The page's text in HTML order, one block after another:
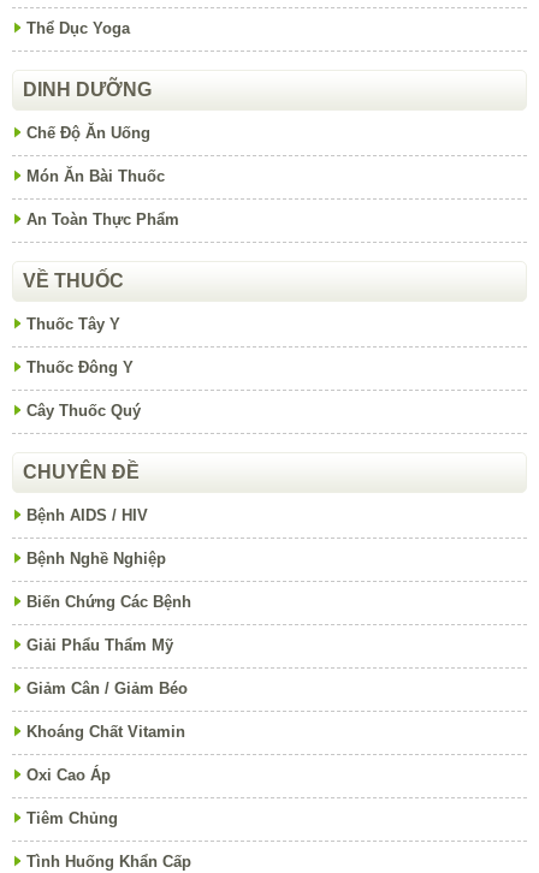
Thể Dục Yoga
DINH DƯỠNG
Chế Độ Ăn Uống
Món Ăn Bài Thuốc
An Toàn Thực Phẩm
VỀ THUỐC
Thuốc Tây Y
Thuốc Đông Y
Cây Thuốc Quý
CHUYÊN ĐỀ
Bệnh AIDS / HIV
Bệnh Nghề Nghiệp
Biến Chứng Các Bệnh
Giải Phẩu Thẩm Mỹ
Giảm Cân / Giảm Béo
Khoáng Chất Vitamin
Oxi Cao Áp
Tiêm Chủng
Tình Huống Khẩn Cấp